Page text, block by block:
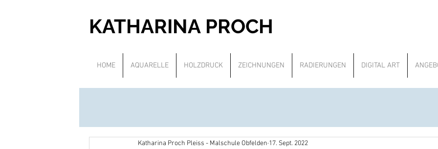
KATHARINA PROCH
HOME AQUARELLE HOLZDRUCK ZEICHNUNGEN RADIERUNGEN DIGITAL ART
Katharina Proch Pleiss - Malschule Obfelden 17. Sept. 2022